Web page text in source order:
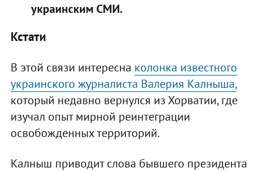
украинским СМИ.
Кстати
В этой связи интересна колонка известного
украинского журналиста Валерия Калныша,
который недавно вернулся из Хорватии, где
изучал опыт мирной реинтеграции
освобожденных территорий.
Калныш приводит слова бывшего президента